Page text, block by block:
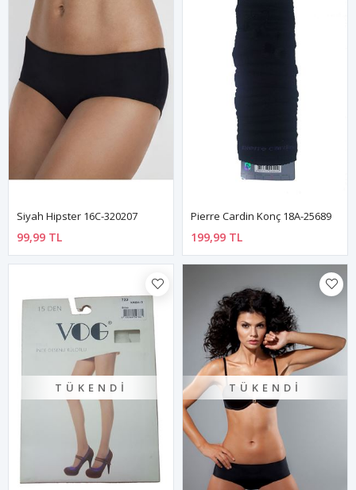
Siyah Hipster 16C-320207
99,99 TL
Pierre Cardin Konç 18A-25689
199,99 TL
TÜKENDI TÜKENDI